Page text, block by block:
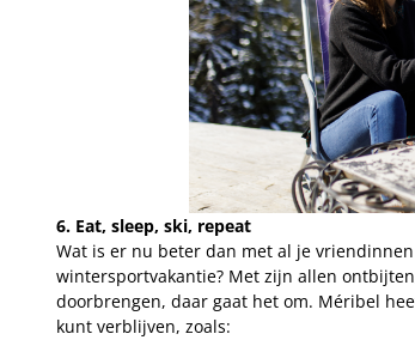
6. Eat, sleep, ski, repeat
Wat is er nu beter dan met al je
wintersportvakantie? Met zijn allen
doorbrengen, daar gaat het om. Méribel
kunt verblijven, zoals: